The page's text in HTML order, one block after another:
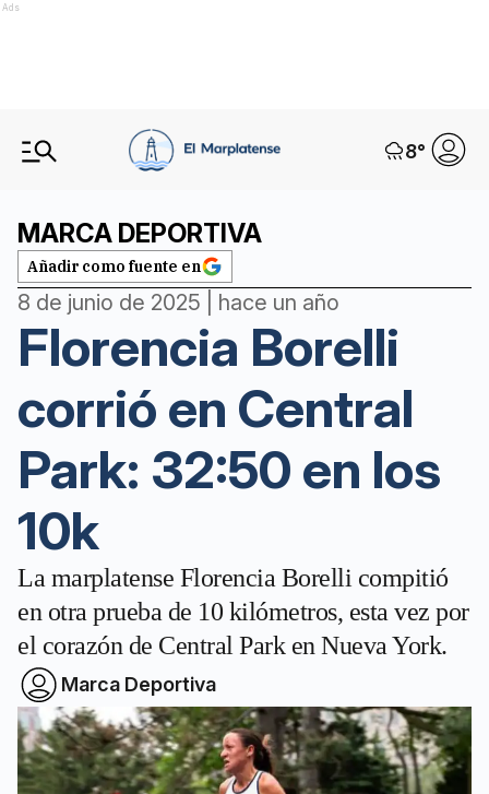
Ads
8°
MARCA DEPORTIVA
Añadir como fuente en
8 de junio de 2025 | hace un año
Florencia Borelli
corrió en Central
Park: 32:50 en los
10k
La marplatense Florencia Borelli compitió
en otra prueba de 10 kilómetros, esta vez por
el corazón de Central Park en Nueva York.
Marca Deportiva